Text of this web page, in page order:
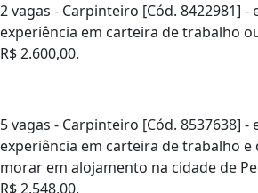
2 vagas - Carpinteiro [Cód. 8422981] -
experiência em carteira de trabalho
R$ 2.600,00.
5 vagas - Carpinteiro [Cód. 8537638] -
experiência em carteira de trabalho
morar em alojamento na cidade de
R$ 2.548,00.